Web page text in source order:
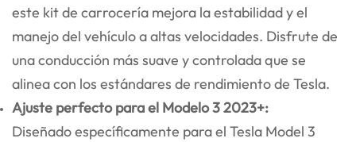
este kit de carrocería mejora la estabilidad y el
manejo del vehículo a altas velocidades. Disfrute de
una conducción más suave y controlada que se
alinea con los estándares de rendimiento de Tesla.
Ajuste perfecto para el Modelo 3 2023+:
Diseñado específicamente para el Tesla Model 3